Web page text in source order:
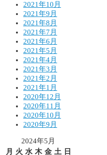
2021年10月
2021年9月
2021年8月
2021年7月
2021年6月
2021年5月
2021年4月
2021年3月
2021年2月
2021年1月
2020年12月
2020年11月
2020年10月
2020年9月
2024年5月
月
火 水 木 金 土 日